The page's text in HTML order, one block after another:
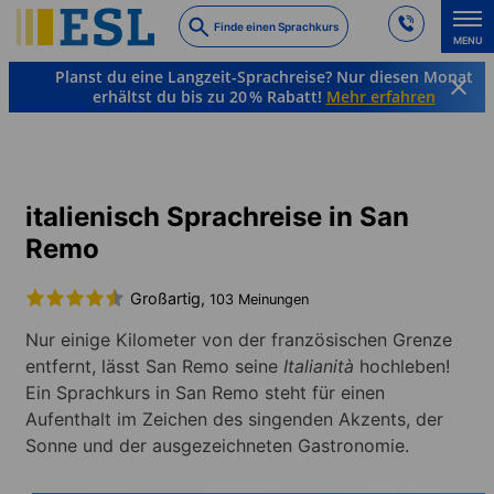
to
main
content
Finde einen Sprachkurs
MENU
Planst du eine Langzeit-Sprachreise? Nur diesen Monat
erhältst du bis zu 20 % Rabatt! Mehr erfahren
italienisch Sprachreise in San
Remo
Großartig, 103 Meinungen
Nur einige Kilometer von der französischen Grenze
entfernt, lässt San Remo seine Italianità hochleben!
Ein Sprachkurs in San Remo steht für einen
Aufenthalt im Zeichen des singenden Akzents, der
Sonne und der ausgezeichneten Gastronomie.